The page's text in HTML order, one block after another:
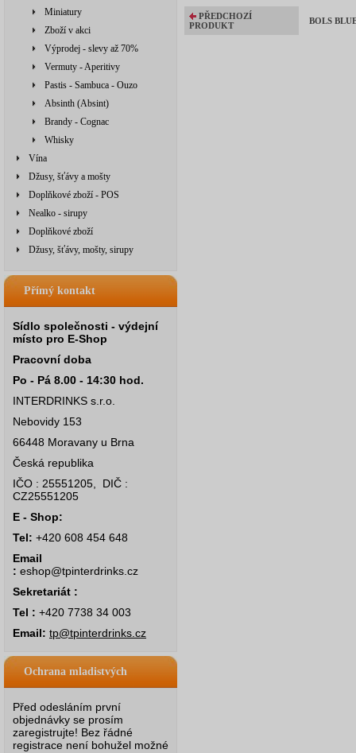
Miniatury
Zboží v akci
Výprodej - slevy až 70%
Vermuty - Aperitivy
Pastis - Sambuca - Ouzo
Absinth (Absint)
Brandy - Cognac
Whisky
Vína
Džusy, šťávy a mošty
Doplňkové zboží - POS
Nealko - sirupy
Doplňkové zboží
Džusy, šťávy, mošty, sirupy
Přímý kontakt
Sídlo společnosti - výdejní
místo pro E-Shop
Pracovní doba
Po - Pá 8.00 - 14:30 hod.
INTERDRINKS s.r.o.
Nebovidy 153
66448 Moravany u Brna
Česká republika
IČO : 25551205, DIČ :
CZ25551205
E - Shop:
Tel: +420 608 454 648
Email
: eshop@tpinterdrinks.cz
Sekretariát :
Tel : +420 7738 34 003
Email: tp@tpinterdrinks.cz
Ochrana mladistvých
Před odesláním první
objednávky se prosím
zaregistrujte! Bez řádné
registrace není bohužel možné
PŘEDCHOZÍ
PRODUKT
BOLS